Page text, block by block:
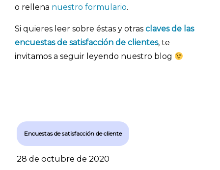
o rellena nuestro formulario.
Si quieres leer sobre éstas y otras claves de las
encuestas de satisfacción de clientes, te
invitamos a seguir leyendo nuestro blog
Encuestas de satisfacción de cliente
28 de octubre de 2020